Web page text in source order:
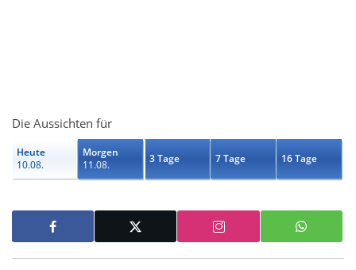
Die Aussichten für
Heute
10.08.
Morgen
11.08.
3 Tage 7 Tage 16 Tage